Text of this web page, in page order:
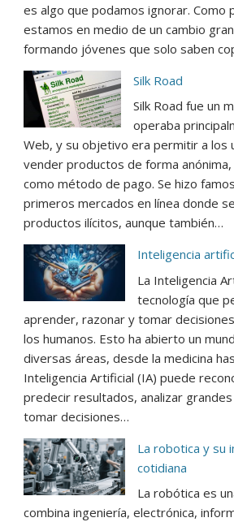
es algo que podamos ignorar. Como
estamos en medio de un cambio
formando jóvenes que solo saben
Silk Road
Silk Road fue un
operaba
Web, y su objetivo era permitir a los
vender productos de forma
como método de pago. Se hizo
primeros mercados en línea donde
productos ilícitos, aunque también…
Inteligencia
La Inteligencia
tecnología que
aprender, razonar y tomar
los humanos. Esto ha abierto un
diversas áreas, desde la medicina
Inteligencia Artificial (IA) puede
predecir resultados, analizar
tomar decisiones…
La robotica y su
cotidiana
La robótica es
combina ingeniería, electrónica,